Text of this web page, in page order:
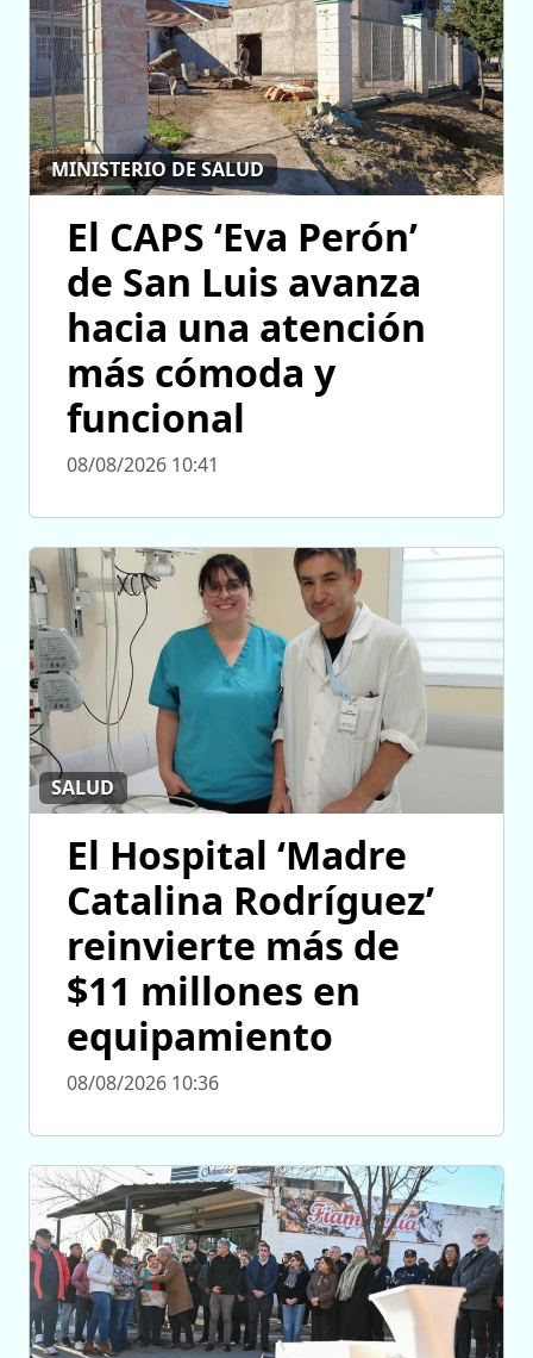
MINISTERIO DE SALUD
El CAPS ‘Eva Perón’
de San Luis avanza
hacia una atención
más cómoda y
funcional
08/08/2026 10:41
SALUD
El Hospital ‘Madre
Catalina Rodríguez’
reinvierte más de
$11 millones en
equipamiento
08/08/2026 10:36